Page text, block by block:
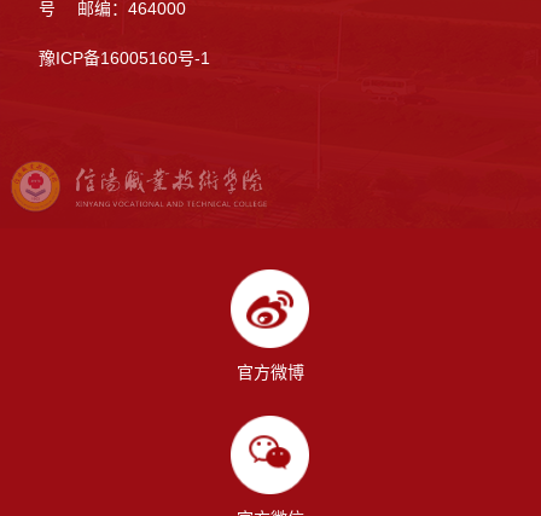
号 邮编：464000
豫ICP备16005160号-1
官方微博